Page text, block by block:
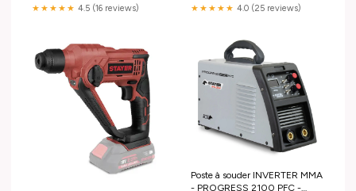
★★★★★ 4.5 (16 reviews) ★★★★★ 4.0 (25 reviews)
Poste à souder INVERTER MMA
- PROGRESS 2100 PFC -